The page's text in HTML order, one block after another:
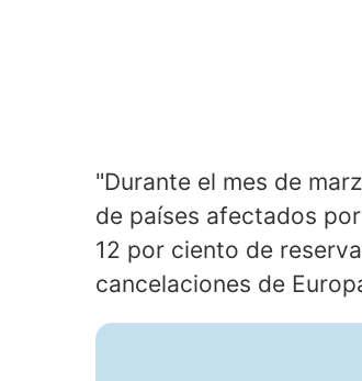
"Durante el mes de
de países afectados
12 por ciento de
cancelaciones de